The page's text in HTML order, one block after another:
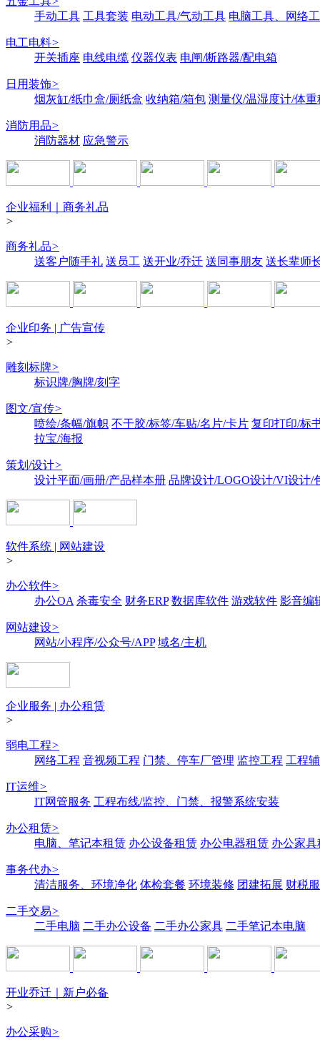
手动工具 工具套装 电动工具/气动工具 电脑工具、网络
电工电料>
开关插座 电线电缆 仪器仪表 电闸/断路器/配电箱
日用装饰>
烟灰缸/纸巾盒/厕纸盒 收纳箱/箱包 测量仪/温湿度计/体重
消防用品>
消防器材 应急警示
企业福利｜商务礼品
>
商务礼品>
送客户随手礼 送员工 送开业/乔迁 送同事朋友 送长辈师
企业印务 | 广告宣传
>
雕刻标牌>
标识牌/胸牌/刻字
图文/宣传>
喷绘/条幅/旗帜 不干胶/标签/车贴/名片/卡片 复印打印/标
拉宝/海报
策划/设计>
设计平面/画册/产品样本册 品牌设计/LOGO设计/VI设计/
软件系统 | 网站建设
>
办公软件>
办公OA 杀毒安全 财务ERP 数据库软件 游戏软件 影音编
网站建设>
网站/小程序/公众号/APP 域名/主机
企业服务 | 办公租赁
>
弱电工程>
网络工程 音视频工程 门禁、停车厂管理 监控工程 工程
IT运维>
IT网管服务 工程布线/监控、门禁、报警系统安装
办公租赁>
电脑、笔记本租赁 办公设备租赁 办公电器租赁 办公家具
事务代办>
清洁服务、环境净化 体检套餐 环境装修 团建拓展 财税
二手交易>
二手电脑 二手办公设备 二手办公家具 二手笔记本电脑
开业乔迁｜新户必备
>
办公采购>